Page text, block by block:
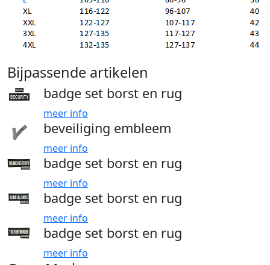
Bijpassende artikelen
badge set borst en rug
meer info
beveiliging embleem
meer info
badge set borst en rug
meer info
badge set borst en rug
meer info
badge set borst en rug
meer info